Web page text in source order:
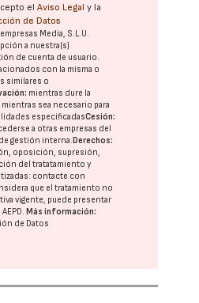
elAviso Legal y la
de Datos
Media, S.L.U.
a nuestra(s)
de cuenta de usuario.
con la misma o
similares o
mientras dure la
sea necesario para
especificadasCesión:
a otras empresas del
gestión interna.Derechos:
oposición, supresión,
del tratatamiento y
contacte con
que el tratamiento no
vigente, puede presentar
AEPD .Más información:
de Datos